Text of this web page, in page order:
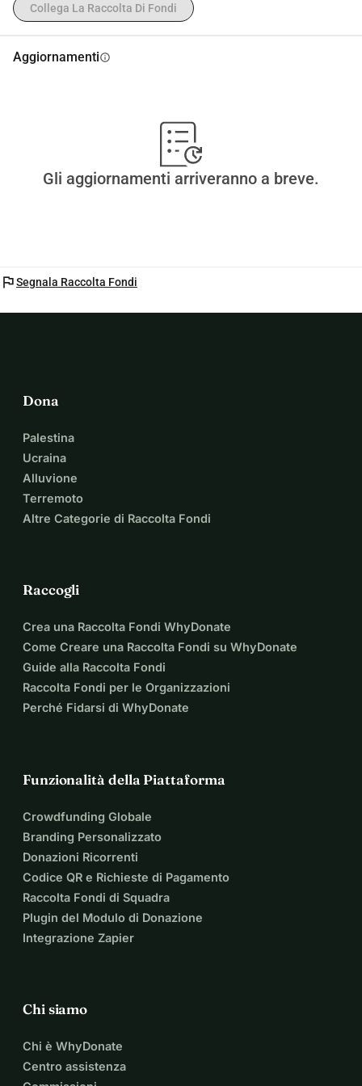
Collega La Raccolta Di Fondi
Aggiornamentiinfo
Gli aggiornamenti arriveranno a breve.
flagSegnala Raccolta Fondi
Dona
Palestina
Ucraina
Alluvione
Terremoto
Altre Categorie di Raccolta Fondi
Raccogli
Crea una Raccolta Fondi WhyDonate
Come Creare una Raccolta Fondi su WhyDonate
Guide alla Raccolta Fondi
Raccolta Fondi per le Organizzazioni
Perché Fidarsi di WhyDonate
Funzionalità della Piattaforma
Crowdfunding Globale
Branding Personalizzato
Donazioni Ricorrenti
Codice QR e Richieste di Pagamento
Raccolta Fondi di Squadra
Plugin del Modulo di Donazione
Integrazione Zapier
Chi siamo
Chi è WhyDonate
Centro assistenza